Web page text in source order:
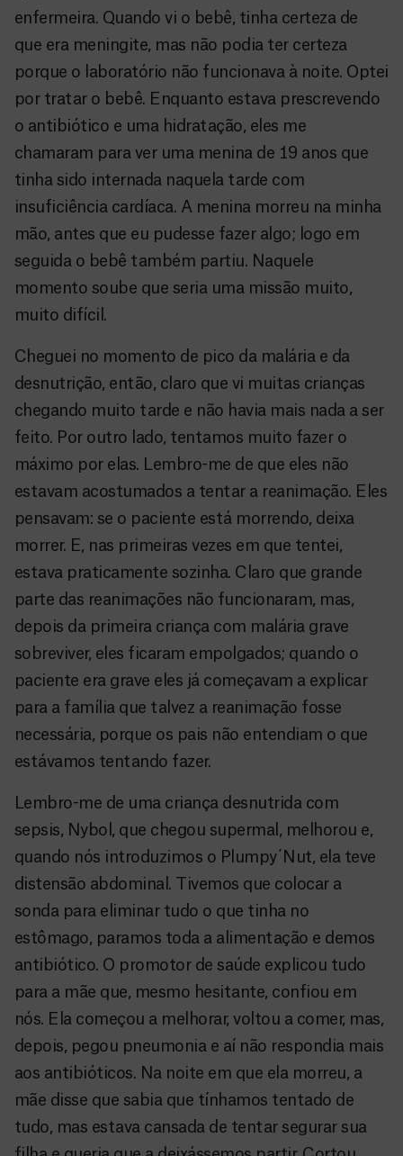
enfermeira. Quando vi o bebê, tinha certeza de
que era meningite, mas não podia ter certeza
porque o laboratório não funcionava à noite. Optei
por tratar o bebê. Enquanto estava prescrevendo
o antibiótico e uma hidratação, eles me
chamaram para ver uma menina de 19 anos que
tinha sido internada naquela tarde com
insuficiência cardíaca. A menina morreu na minha
mão, antes que eu pudesse fazer algo; logo em
seguida o bebê também partiu. Naquele
momento soube que seria uma missão muito,
muito difícil.
Cheguei no momento de pico da malária e da
desnutrição, então, claro que vi muitas crianças
chegando muito tarde e não havia mais nada a ser
feito. Por outro lado, tentamos muito fazer o
máximo por elas. Lembro-me de que eles não
estavam acostumados a tentar a reanimação. Eles
pensavam: se o paciente está morrendo, deixa
morrer. E, nas primeiras vezes em que tentei,
estava praticamente sozinha. Claro que grande
parte das reanimações não funcionaram, mas,
depois da primeira criança com malária grave
sobreviver, eles ficaram empolgados; quando o
paciente era grave eles já começavam a explicar
para a família que talvez a reanimação fosse
necessária, porque os pais não entendiam o que
estávamos tentando fazer.
Lembro-me de uma criança desnutrida com
sepsis, Nybol, que chegou supermal, melhorou e,
quando nós introduzimos o Plumpy´Nut, ela teve
distensão abdominal. Tivemos que colocar a
sonda para eliminar tudo o que tinha no
estômago, paramos toda a alimentação e demos
antibiótico. O promotor de saúde explicou tudo
para a mãe que, mesmo hesitante, confiou em
nós. Ela começou a melhorar, voltou a comer, mas,
depois, pegou pneumonia e aí não respondia mais
aos antibióticos. Na noite em que ela morreu, a
mãe disse que sabia que tínhamos tentado de
tudo, mas estava cansada de tentar segurar sua